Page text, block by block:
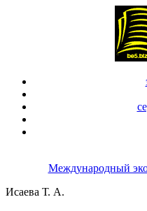
Международный
Исаева Т. А.